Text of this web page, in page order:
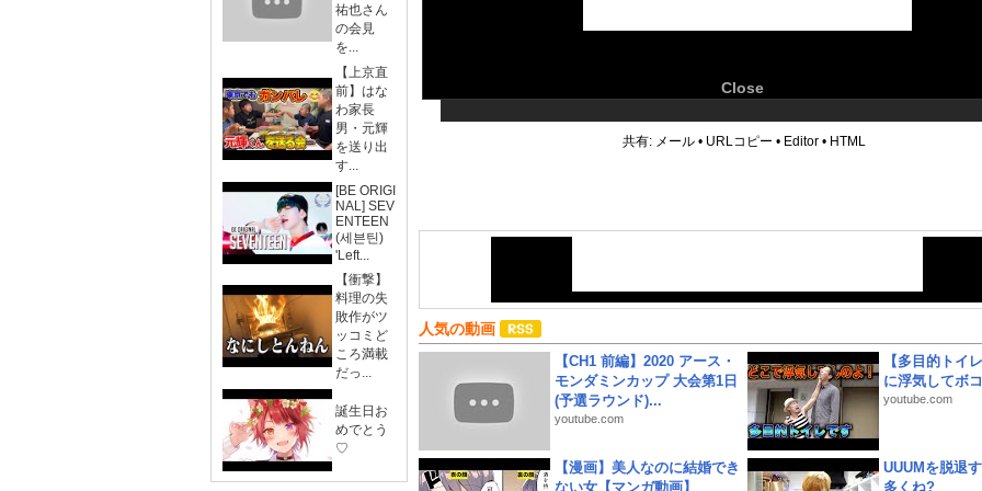
祐也さん
の会見
を...
【上京直
前】はな
わ家長
男・元輝
を送り出
す...
[BE ORIGI
NAL] SEV
ENTEEN
(세븐틴)
'Left...
【衝撃】
料理の失
敗作がツ
ッコミど
ころ満載
だっ...
誕生日お
めでとう
♡
Close
共有: メール • URLコピー • Editor • HTML
人気の動画
【CH1 前編】2020 アース・
モンダミンカップ 大会第1日
(予選ラウンド)...
youtube.com
【多目的トイ
に浮気してボ
youtube.com
【漫画】美人なのに結婚でき
ない女【マンガ動画】
UUUMを脱退
多くね?